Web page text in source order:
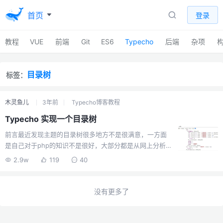
首页 登录
教程 VUE 前端 Git ES6 Typecho 后端 杂项
标签： 目录树
木灵鱼儿 3年前 Typecho博客教程
Typecho 实现一个目录树
前言最近发现主题的目录树很多地方不是很满意，一方面
是自己对于php的知识不是很好，大部分都是从网上分析的
代码中拿取cv一下就用了，加上重构主题是一个比较大的
化！昨晚我看了下typecho的目录树，都使用了一个全局
2.9w 119 40
没有更多了